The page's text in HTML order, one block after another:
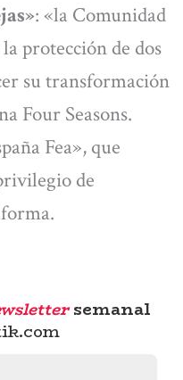
: «la Comunidad
protección de dos
su transformación
Four Seasons.
Fea», que
de
semanal